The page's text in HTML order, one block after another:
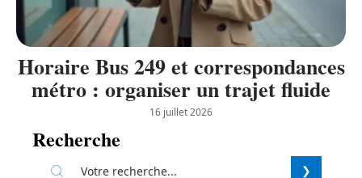
Horaire Bus 249 et correspondances
métro : organiser un trajet fluide
16 juillet 2026
Recherche